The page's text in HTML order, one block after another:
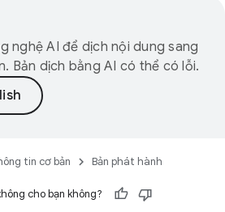
nghệ AI để dịch nội dung sang
Bản dịch bằng AI có thể có lỗi.
tin cơ bản Bản phát hành
cho bạn không?